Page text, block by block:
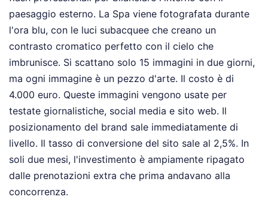
paesaggio esterno. La Spa viene fotografata durante
l'ora blu, con le luci subacquee che creano un
contrasto cromatico perfetto con il cielo che
imbrunisce. Si scattano solo 15 immagini in due giorni,
ma ogni immagine è un pezzo d'arte. Il costo è di
4.000 euro. Queste immagini vengono usate per
testate giornalistiche, social media e sito web. Il
posizionamento del brand sale immediatamente di
livello. Il tasso di conversione del sito sale al 2,5%. In
soli due mesi, l'investimento è ampiamente ripagato
dalle prenotazioni extra che prima andavano alla
concorrenza.